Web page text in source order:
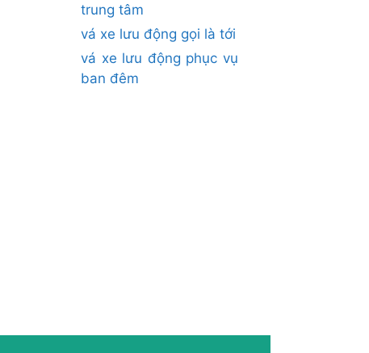
trung tâm
vá xe lưu động gọi là tới
vá xe lưu động phục vụ
ban đêm